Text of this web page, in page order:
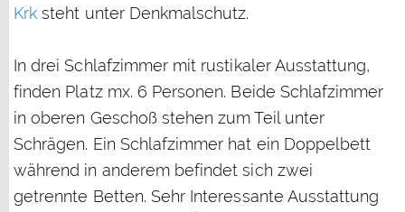
Krk steht unter Denkmalschutz.
In drei Schlafzimmer mit rustikaler Ausstattung,
finden Platz mx. 6 Personen. Beide Schlafzimmer
in oberen Geschoß stehen zum Teil unter
Schrägen. Ein Schlafzimmer hat ein Doppelbett
während in anderem befindet sich zwei
getrennte Betten. Sehr Interessante Ausstattung